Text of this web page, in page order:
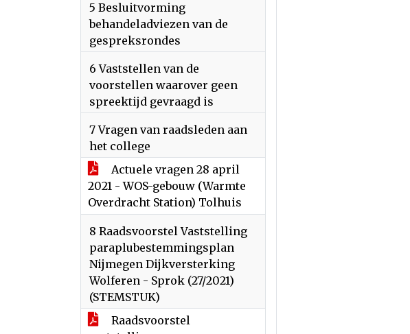
5 Besluitvorming
behandeladviezen van de
gespreksrondes
6 Vaststellen van de
voorstellen waarover geen
spreektijd gevraagd is
7 Vragen van raadsleden aan
het college
Actuele vragen 28 april
2021 - WOS-gebouw (Warmte
Overdracht Station) Tolhuis
8 Raadsvoorstel Vaststelling
paraplubestemmingsplan
Nijmegen Dijkversterking
Wolferen - Sprok (27/2021)
(STEMSTUK)
Raadsvoorstel